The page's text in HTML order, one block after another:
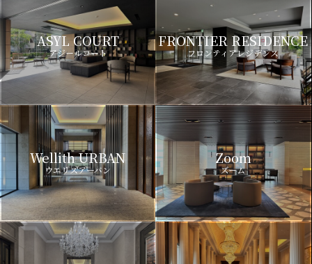
ASYL COURT
アジールコート
FRONTIER RESIDENCE
フロンティアレジデンス
Wellith URBAN
ウエリスアーバン
Zoom
ズーム